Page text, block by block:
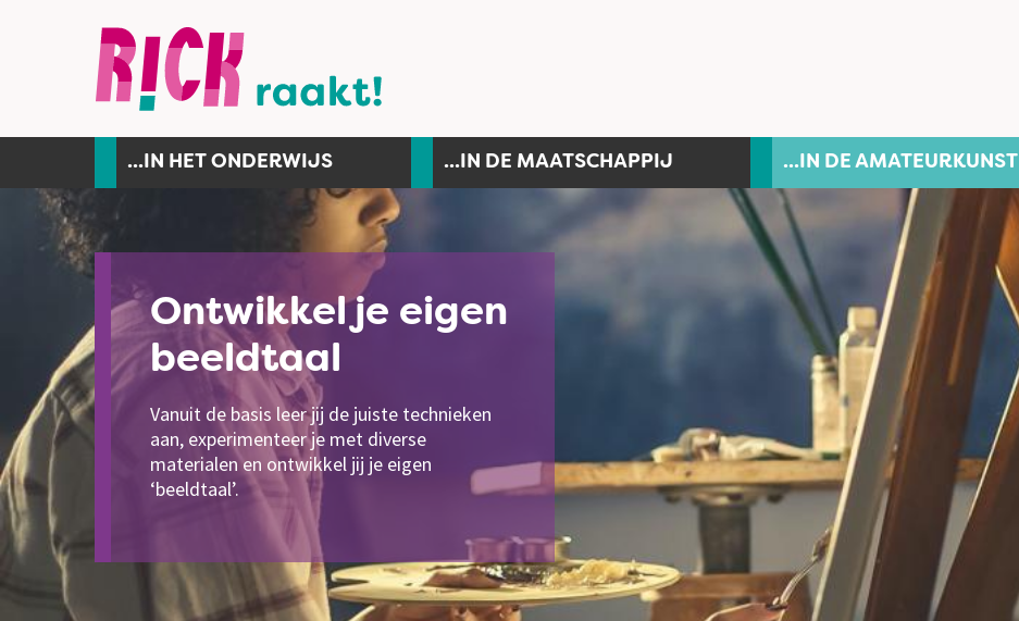
...IN HET ONDERWIJS ...IN DE MAATSCHAPPIJ ...IN DE AMATEURKUNST
Geef jouw
creativiteit vorm
Vertaal jouw ideeën, ervaringen, gedachten
en gevoelens naar een beeldend 2D- of 3D-
kunstwerk.
Ontwikkel je eigen
beeldtaal
Vanuit de basis leer jij de juiste technieken
aan, experimenteer je met diverse
materialen en ontwikkel jij je eigen
‘beeldtaal’.